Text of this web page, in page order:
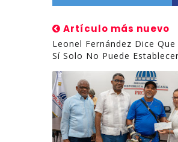
Artículo más nuevo
Leonel Fernández Dice
Sí Solo No Puede